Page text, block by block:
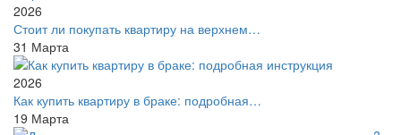
2026
Стоит ли покупать квартиру на верхнем…
31 Марта
2026
Как купить квартиру в браке: подробная…
19 Марта